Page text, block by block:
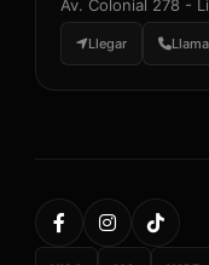
Av. Colonial 278 -
Llegar